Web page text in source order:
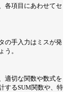
各項目にあわせてセ
の手入力はミスが発
う。
適切な関数や数式を
するSUM関数や、特